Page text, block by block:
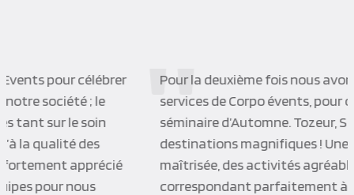
Pour la deuxième fois nous avons fait appel aux
services de Corpo évents, pour organiser notre
séminaire d’Automne. Tozeur, Séville que des
destinations magnifiques ! Une organisation
maîtrisée, des activités agréables un choix d’hôtels
correspondant parfaitement à notre besoin. Enfin